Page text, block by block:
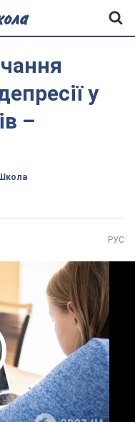
у
–
РУС
Video